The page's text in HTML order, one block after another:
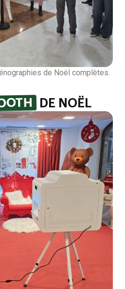
de Noël complètes.
DE NOËL